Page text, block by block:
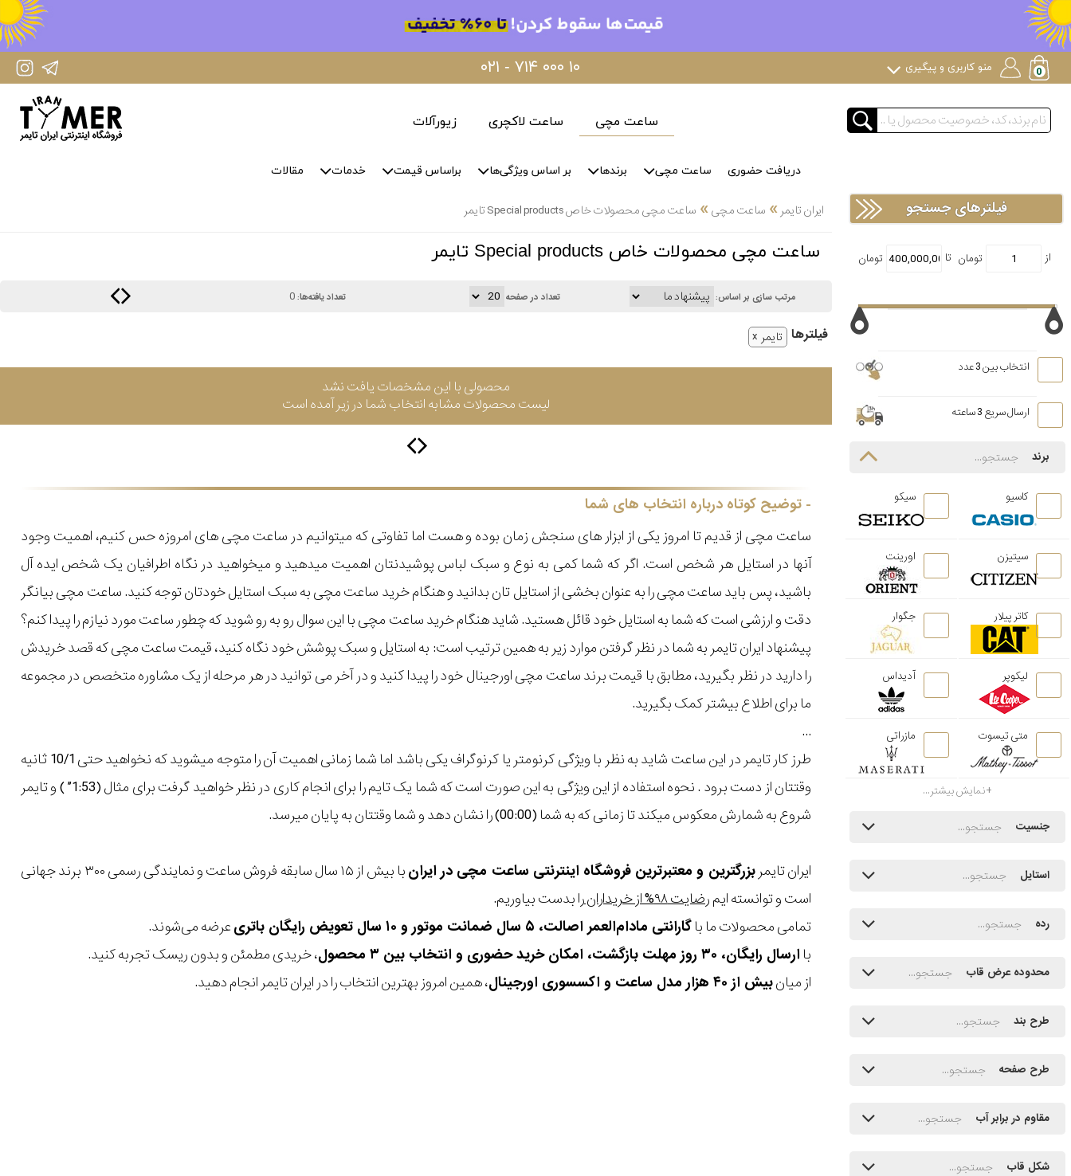
IranTimer Instagram Page ۰۲۱ - ۷۱۴ ۰۰۰ ۱۰ منو کاربری و پیگیری
ساعت مچی ساعت لاکچری زیورآلات
دریافت حضوری ساعت مچی برندها بر اساس ویژگی‌ها براساس قیمت خدمات مقالات
ایران تایمر » ساعت مچی» ساعت مچی محصولات خاص Special products تایمر
ساعت مچی محصولات خاص Special products تایمر
مرتب سازی بر اساس: تعداد در صفحه تعداد یافته‌ها:0
فیلتر‌ها تایمر
محصولی با این مشخصات یافت نشد
لیست محصولات مشابه انتخاب شما در زیر آمده است
توضیح کوتاه درباره انتخاب های شما
ساعت مچی از قدیم تا امروز یکی از ابزار های سنجش زمان بوده و هست اما تفاوتی که میتوانیم در ساعت مچی های امروزه حس کنیم، اهمیت وجود
آنها در استایل هر شخص است. اگر که شما کمی به نوع و سبک لباس پوشیدنتان اهمیت میدهید و میخواهید در نگاه اطرافیان یک شخص ایده آل
باشید، پس باید ساعت مچی را به عنوان بخشی از استایل تان بدانید و هنگام خرید ساعت مچی به سبک استایل خودتان توجه کنید. ساعت مچی بیانگر
دقت و ارزشی است که شما به استایل خود قائل هستید. شاید هنگام خرید ساعت مچی با این سوال رو به رو شوید که چطور ساعت مورد نیازم را پیدا کنم؟
پیشنهاد ایران تایمر به شما در نظر گرفتن موارد زیر به همین ترتیب است: به استایل و سبک پوشش خود نگاه کنید، قیمت ساعت مچی که قصد خریدش
را دارید در نظر بگیرید، مطابق با قیمت برند ساعت مچی اورجینال خود را پیدا کنید و در آخر می توانید در هر مرحله از یک مشاوره متخصص در مجموعه
ما برای اطلاع بیشتر کمک بگیرید.
...
طرز کار تایمر در این ساعت شاید به نظر با ویژگی کرنومتر یا کرنوگراف یکی باشد اما شما زمانی اهمیت آن را متوجه میشوید که نخواهید حتی 10/1 ثانیه
وقتتان از دست برود . نحوه استفاده از این ویژگی به این صورت است که شما یک تایم را برای انجام کاری در نظر خواهید گرفت برای مثال (1:53” ) و تایمر
شروع به شمارش معکوس میکند تا زمانی که به شما (00:00) را نشان دهد و شما وقتتان به پایان میرسد.
ایران تایمربزرگترین و معتبرترین فروشگاه اینترنتی ساعت مچی در ایران
با بیش از ۱۵ سال سابقه فروش ساعت و نمایندگی رسمی ۳۰۰ برند جهانی
است و توانسته ایمرضایت ۹۸% از خریداران
را بدست بیاوریم.
تمامی محصولات ما باگارانتی مادام‌العمر اصالت، ۵ سال ضمانت موتور و ۱۰ سال تعویض رایگان باتری
عرضه می‌شوند.
باارسال رایگان، ۳۰ روز مهلت بازگشت، امکان خرید حضوری و انتخاب بین ۳ محصول
، خریدی مطمئن و بدون ریسک تجربه کنید.
از میانبیش از ۴۰ هزار مدل ساعت و اکسسوری اورجینال ، همین امروز بهترین انتخاب را در ایران تایمر انجام دهید.
فیلترهای جستجو
انتخاب بین 3 عدد
ارسال سریع 3 ساعته
برند
کاسیو سیکو
سیتیزن اورینت
کاتر پیلار جگوار
لیکوپر آدیداس
متی تیسوت مازراتی
نمایش بیشتر...
جنسیت
استایل
رده
محدوده عرض قاب
طرح بند
طرح صفحه
مقاوم در برابر آب
شکل قاب